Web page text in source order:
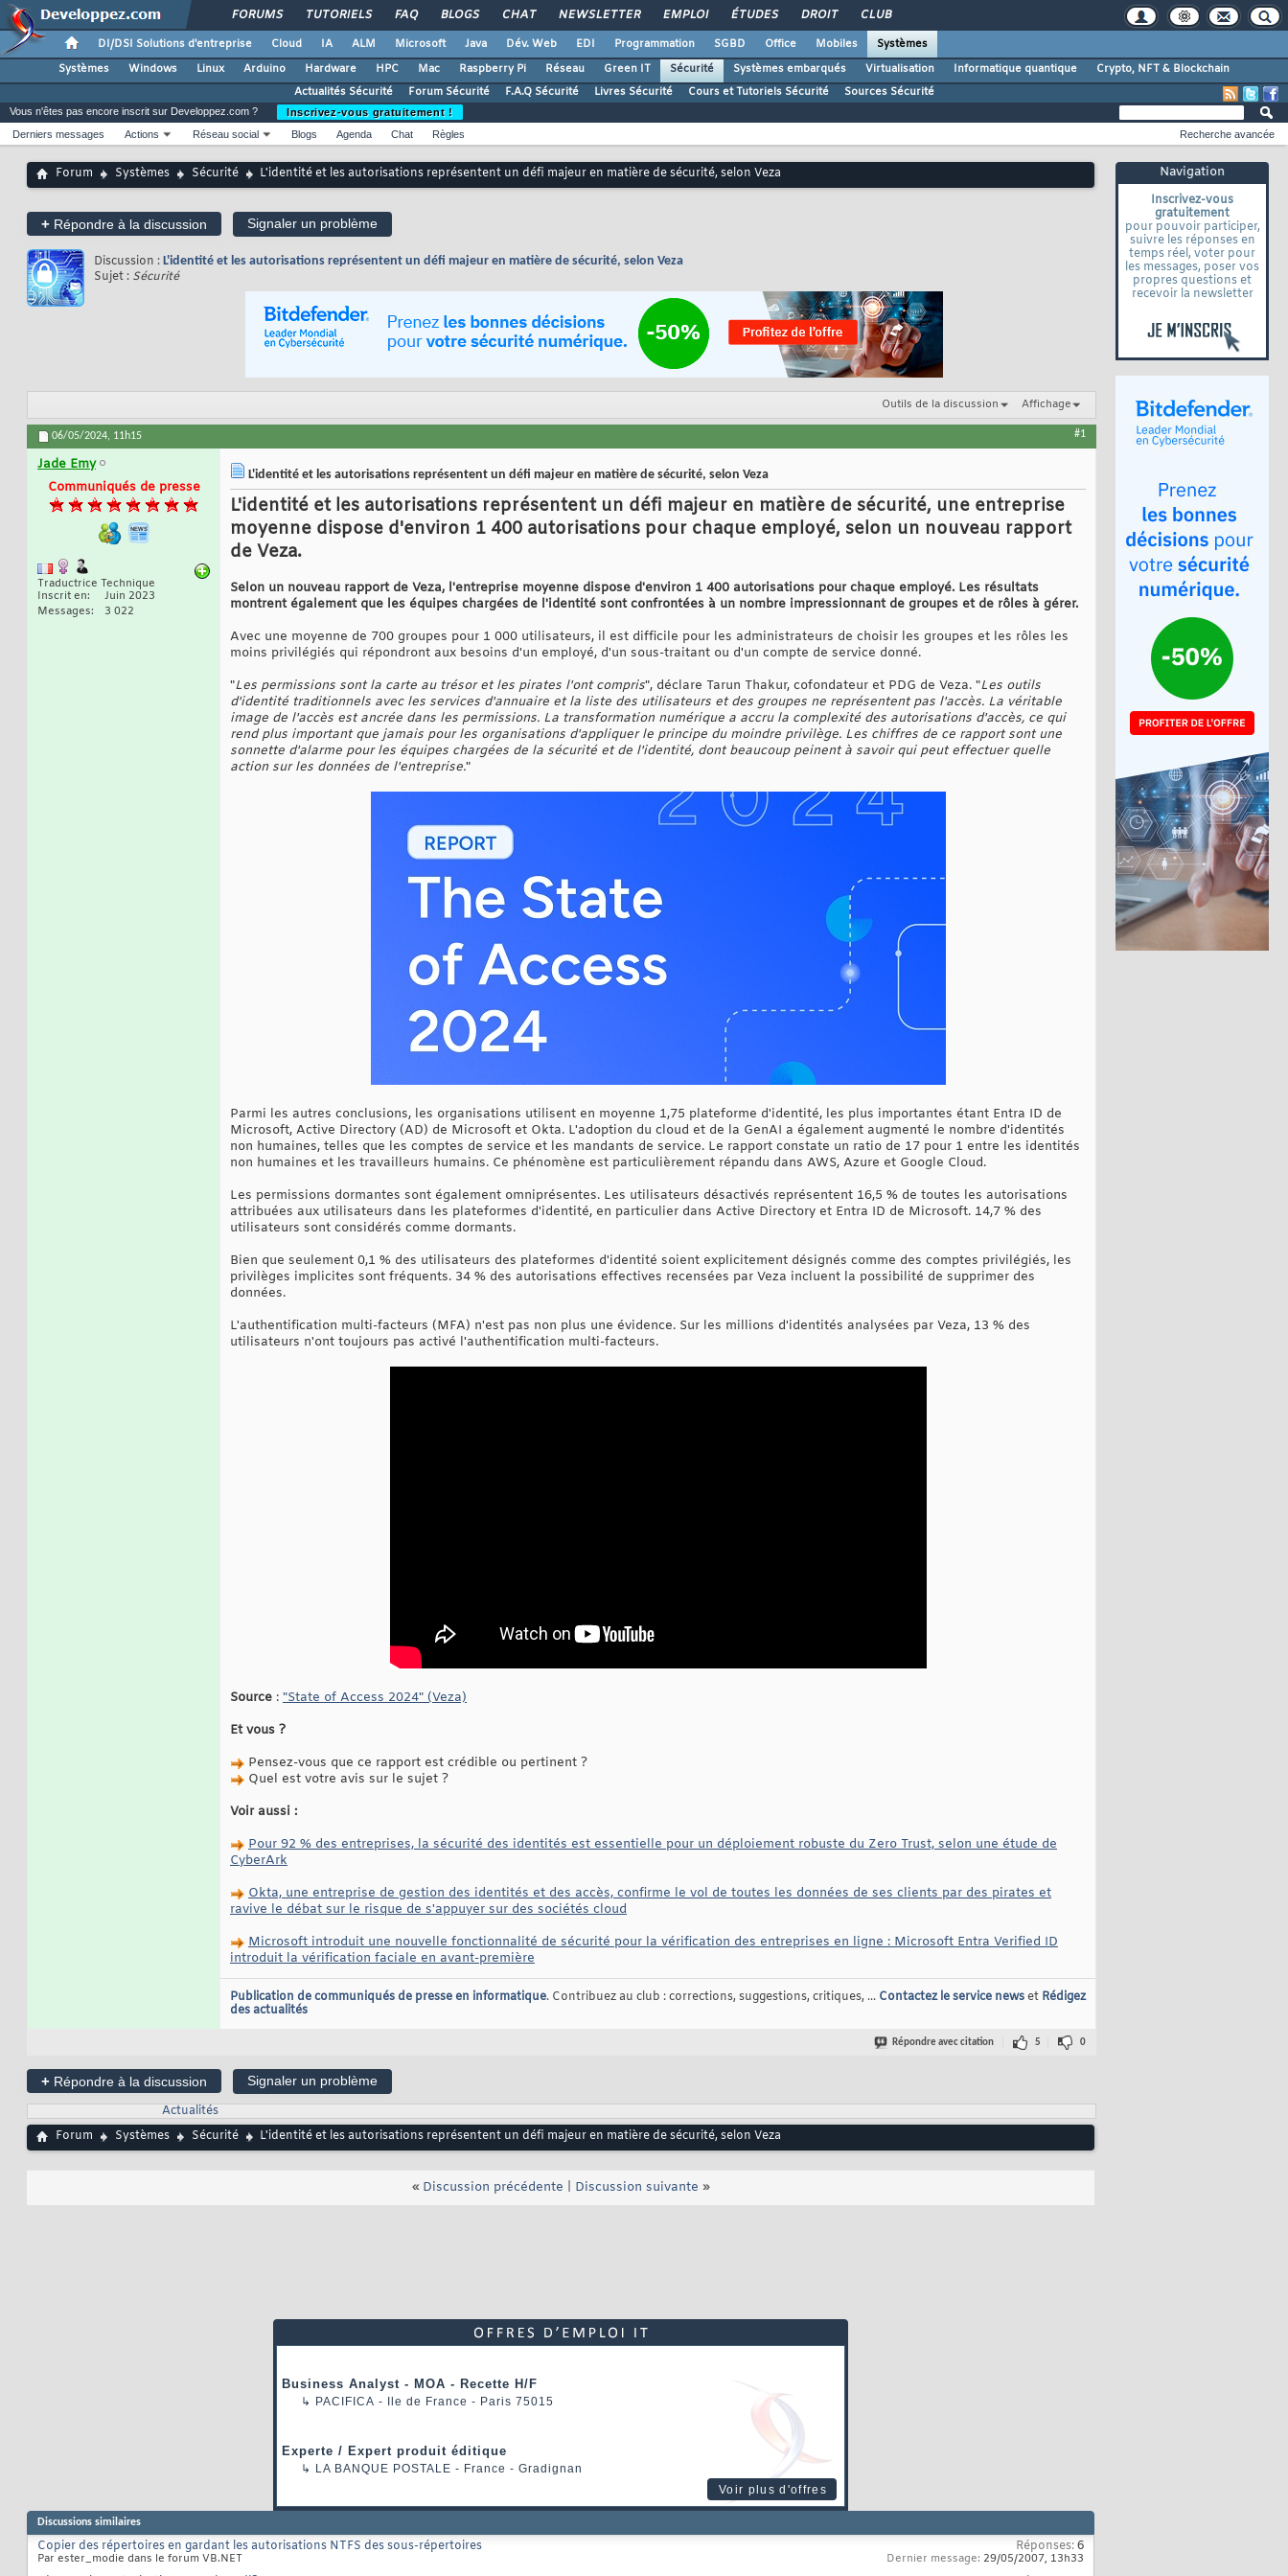
FORUMS TUTORIELS FAQ BLOGS CHAT NEWSLETTER EMPLOI ÉTUDES DROIT CLUB
DI/DSI Solutions d'entreprise Cloud IA ALM Microsoft Java Dév. Web EDI Programmation SGBD Office Mobiles
Systèmes
Systèmes
Windows Linux Arduino Hardware HPC Mac Raspberry Pi Réseau Green IT Sécurité Systèmes embarqués Virtualisation Informatique quantique
Crypto, NFT & Blockchain
Actualités Sécurité
Forum Sécurité F.A.Q Sécurité Livres Sécurité Cours et Tutoriels Sécurité Sources Sécurité
Navigation
Inscrivez-vous
gratuitement
pour pouvoir participer,
suivre les réponses en
temps réel, voter pour
les messages, poser vos
propres questions et
recevoir la newsletter
Vous n'êtes pas encore inscrit sur Developpez.com ?
Inscrivez-vous gratuitement !
Derniers messages
Actions Réseau social Blogs Agenda Chat Règles Recherche avancée
Forum Systèmes Sécurité L'identité et les autorisations représentent un défi majeur en matière de sécurité, selon Veza
+ Répondre à la discussion Signaler un problème
Discussion : L'identité et les autorisations représentent un défi majeur en matière de sécurité, selon Veza
Sujet : Sécurité
Outils de la discussion Affichage
06/05/2024, 11h15 #1
Jade Emy
Communiqués de presse
Traductrice Technique
Inscrit en
Juin 2023
Messages
3 022
L'identité et les autorisations représentent un défi majeur en matière de sécurité, selon Veza
L'identité et les autorisations représentent un défi majeur en matière de sécurité, une entreprise
moyenne dispose d'environ 1 400 autorisations pour chaque employé, selon un nouveau rapport
de Veza.
Selon un nouveau rapport de Veza, l'entreprise moyenne dispose d'environ 1 400 autorisations pour chaque employé. Les résultats
montrent également que les équipes chargées de l'identité sont confrontées à un nombre impressionnant de groupes et de rôles à gérer.
Avec une moyenne de 700 groupes pour 1 000 utilisateurs, il est difficile pour les administrateurs de choisir les groupes et les rôles les
moins privilégiés qui répondront aux besoins d'un employé, d'un sous-traitant ou d'un compte de service donné.
"Les permissions sont la carte au trésor et les pirates l'ont compris", déclare Tarun Thakur, cofondateur et PDG de Veza. "Les outils
d'identité traditionnels avec les services d'annuaire et la liste des utilisateurs et des groupes ne représentent pas l'accès. La véritable
image de l'accès est ancrée dans les permissions. La transformation numérique a accru la complexité des autorisations d'accès, ce qui
rend plus important que jamais pour les organisations d'appliquer le principe du moindre privilège. Les chiffres de ce rapport sont une
sonnette d'alarme pour les équipes chargées de la sécurité et de l'identité, dont beaucoup peinent à savoir qui peut effectuer quelle
action sur les données de l'entreprise."
Parmi les autres conclusions, les organisations utilisent en moyenne 1,75 plateforme d'identité, les plus importantes étant Entra ID de
Microsoft, Active Directory (AD) de Microsoft et Okta. L'adoption du cloud et de la GenAI a également augmenté le nombre d'identités
non humaines, telles que les comptes de service et les mandants de service. Le rapport constate un ratio de 17 pour 1 entre les identités
non humaines et les travailleurs humains. Ce phénomène est particulièrement répandu dans AWS, Azure et Google Cloud.
Les permissions dormantes sont également omniprésentes. Les utilisateurs désactivés représentent 16,5 % de toutes les autorisations
attribuées aux utilisateurs dans les plateformes d'identité, en particulier dans Active Directory et Entra ID de Microsoft. 14,7 % des
utilisateurs sont considérés comme dormants.
Bien que seulement 0,1 % des utilisateurs des plateformes d'identité soient explicitement désignés comme des comptes privilégiés, les
privilèges implicites sont fréquents. 34 % des autorisations effectives recensées par Veza incluent la possibilité de supprimer des
données.
L'authentification multi-facteurs (MFA) n'est pas non plus une évidence. Sur les millions d'identités analysées par Veza, 13 % des
utilisateurs n'ont toujours pas activé l'authentification multi-facteurs.
Source : "State of Access 2024" (Veza)
Et vous ?
Pensez-vous que ce rapport est crédible ou pertinent ?
Quel est votre avis sur le sujet ?
Voir aussi :
Pour 92 % des entreprises, la sécurité des identités est essentielle pour un déploiement robuste du Zero Trust, selon une étude de
CyberArk
Okta, une entreprise de gestion des identités et des accès, confirme le vol de toutes les données de ses clients par des pirates et
ravive le débat sur le risque de s'appuyer sur des sociétés cloud
Microsoft introduit une nouvelle fonctionnalité de sécurité pour la vérification des entreprises en ligne : Microsoft Entra Verified ID
introduit la vérification faciale en avant-première
Publication de communiqués de presse en informatique. Contribuez au club : corrections, suggestions, critiques, ... Contactez le service newset Rédigez
des actualités
Répondre avec citation 5 0
+ Répondre à la discussion
Signaler un problème
Actualités
Forum
Systèmes Sécurité L'identité et les autorisations représentent un défi majeur en matière de sécurité, selon Veza
« Discussion précédente Discussion suivante »
Business Analyst - MOA - Recette H/F
↳ PACIFICA - Ile de France - Paris 75015
Experte / Expert produit éditique
↳ LA BANQUE POSTALE - France - Gradignan
Voir plus d'offres
Discussions similaires
Copier des répertoires en gardant les autorisations NTFS des sous-répertoires
Par ester_modie dans le forum VB.NET
Réponses:6
Dernier message: 29/05/2007, 13h33